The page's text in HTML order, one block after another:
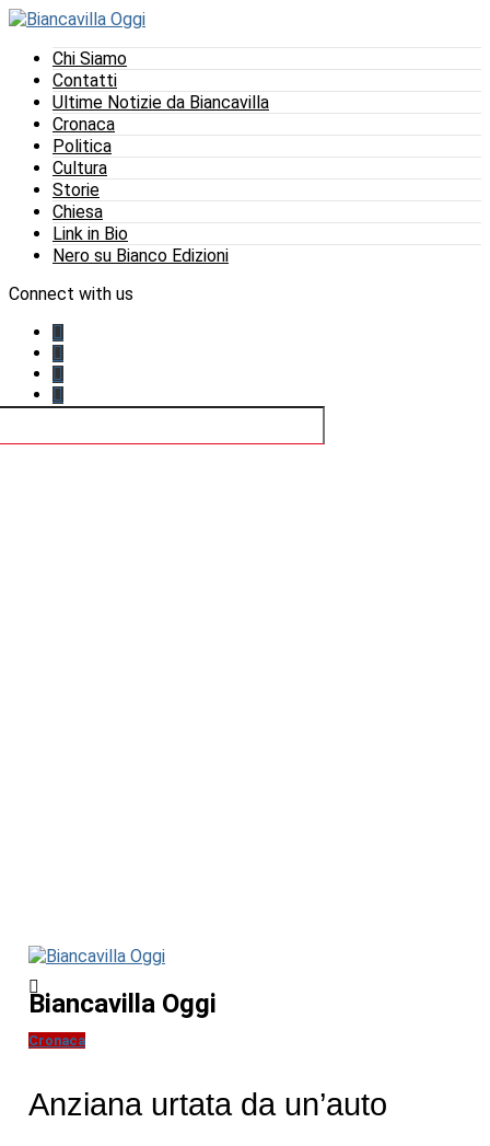
Chi Siamo
Contatti
Ultime Notizie da Biancavilla
Cronaca
Politica
Cultura
Storie
Chiesa
Link in Bio
Nero su Bianco Edizioni
Connect with us
Biancavilla Oggi
Cronaca
Anziana urtata da un’auto